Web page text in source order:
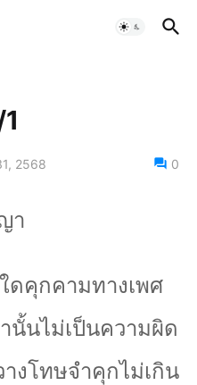
2568 0
า
ดคุกคามทางเพศ
นั้นไม่เป็นความผิด
งโทษจำคุกไม่เกิน